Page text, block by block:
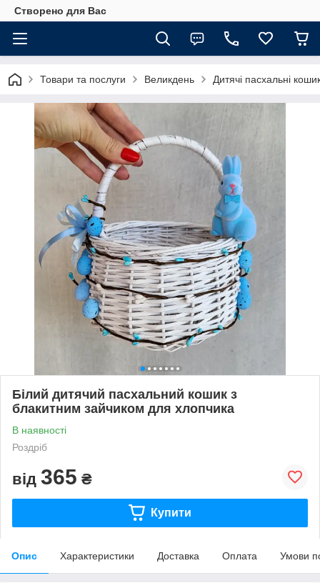
Створено для Вас
Товари та послуги Великдень Дитячі пасхальні
Білий дитячий пасхальний кошик з
блакитним зайчиком для хлопчика
В наявності
Роздріб
від 365 ₴
Купити
Опис Характеристики Доставка Оплата Умови